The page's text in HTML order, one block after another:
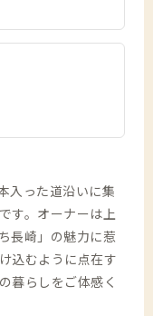
入った道沿いに集
す。オーナーは上
長崎」の魅力に惹
込むように点在す
暮らしをご体感く